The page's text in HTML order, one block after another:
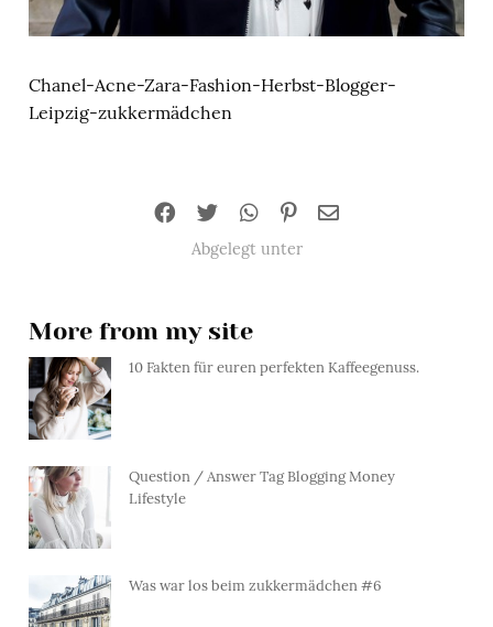
Chanel-Acne-Zara-Fashion-Herbst-Blogger-
Leipzig-zukkermädchen
Abgelegt unter
More from my site
10 Fakten für euren perfekten Kaffeegenuss.
Question / Answer Tag Blogging Money
Lifestyle
Was war los beim zukkermädchen #6